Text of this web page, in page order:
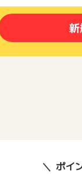
ポイ